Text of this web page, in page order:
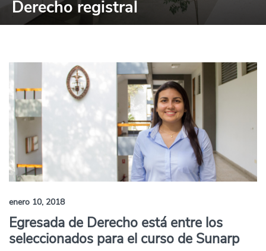
Derecho registral
enero 10, 2018
Egresada de Derecho está entre los
seleccionados para el curso de Sunarp